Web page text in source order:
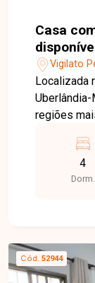
Casa
Vigilato
Vigilato
Localizada
Uberlândia-
regiões
principais
e diversos
sala ampla
quartos,
4
Dorm.
Cód. 52944